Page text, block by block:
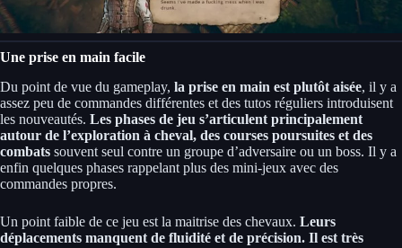
Une prise en main facile
Du point de vue du gameplay, la prise en main est plutôt aisée, il y a
assez peu de commandes différentes et des tutos réguliers introduisent
les nouveautés. Les phases de jeu s’articulent principalement
autour de l’exploration à cheval, des courses poursuites et des
combats souvent seul contre un groupe d’adversaire ou un boss. Il y a
enfin quelques phases rappelant plus des mini-jeux avec des
commandes propres.
Un point faible de ce jeu est la maitrise des chevaux. Leurs
déplacements manquent de fluidité et de précision. Il est très